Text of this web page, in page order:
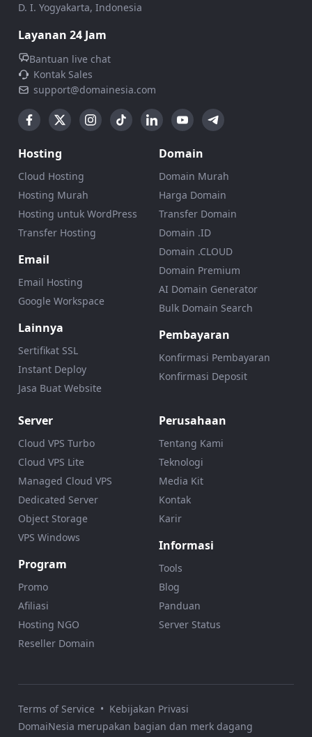
D. I. Yogyakarta, Indonesia
Layanan 24 Jam
Bantuan live chat
Kontak Sales
support@domainesia.com
Hosting
Cloud Hosting
Hosting Murah
Hosting untuk WordPress
Transfer Hosting
Email
Email Hosting
Google Workspace
Lainnya
Sertifikat SSL
Instant Deploy
Jasa Buat Website
Domain
Domain Murah
Harga Domain
Transfer Domain
Domain .ID
Domain .CLOUD
Domain Premium
AI Domain Generator
Bulk Domain Search
Pembayaran
Konfirmasi Pembayaran
Konfirmasi Deposit
Server
Cloud VPS Turbo
Cloud VPS Lite
Managed Cloud VPS
Dedicated Server
Object Storage
VPS Windows
Program
Promo
Afiliasi
Hosting NGO
Reseller Domain
Perusahaan
Tentang Kami
Teknologi
Media Kit
Kontak
Karir
Informasi
Tools
Blog
Panduan
Server Status
Terms of Service • Kebijakan Privasi
DomaiNesia merupakan bagian dan merk dagang